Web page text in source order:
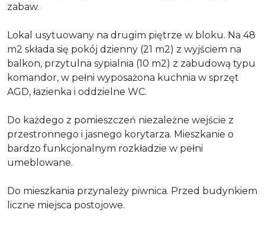
zabaw.
Lokal usytuowany na drugim piętrze w bloku. Na 48
m2 składa się pokój dzienny (21 m2) z wyjściem na
balkon, przytulna sypialnia (10 m2) z zabudową typu
komandor, w pełni wyposażona kuchnia w sprzęt
AGD, łazienka i oddzielne WC.
Do każdego z pomieszczeń niezależne wejście z
przestronnego i jasnego korytarza. Mieszkanie o
bardzo funkcjonalnym rozkładzie w pełni
umeblowane.
Do mieszkania przynależy piwnica. Przed budynkiem
liczne miejsca postojowe.